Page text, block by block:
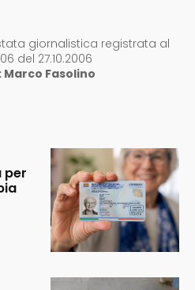
giornalistica registrata al
del 27.10.2006
Fasolino
per